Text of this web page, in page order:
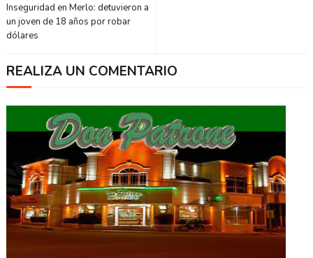
Inseguridad en Merlo: detuvieron a
un joven de 18 años por robar
dólares
REALIZA UN COMENTARIO